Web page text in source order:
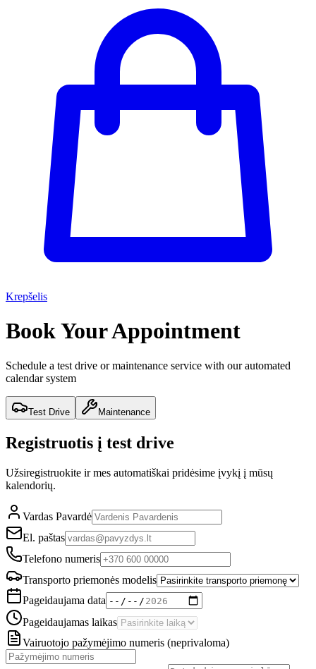
Krepšelis
Book Your Appointment
Schedule a test drive or maintenance service with our automated
calendar system
Test Drive Maintenance
Registruotis į test drive
Užsiregistruokite ir mes automatiškai pridėsime įvykį į mūsų
kalendorių.
Vardas Pavardė
El. paštas
Telefono numeris
Transporto priemonės modelis
Pageidaujama data
Pageidaujamas laikas
Vairuotojo pažymėjimo numeris (neprivaloma)